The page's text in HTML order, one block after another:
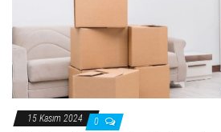
15 Kasım 2024 0